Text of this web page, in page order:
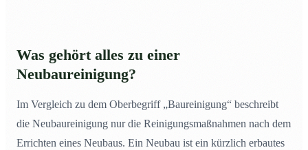
Was gehört alles zu einer
Neubaureinigung?
Im Vergleich zu dem Oberbegriff „Baureinigung“ beschreibt
die Neubaureinigung nur die Reinigungsmaßnahmen nach dem
Errichten eines Neubaus. Ein Neubau ist ein kürzlich erbautes